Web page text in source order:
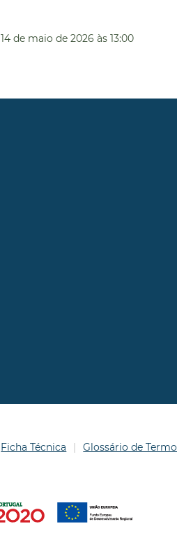
14 de maio de 2026 às 13:00
Ficha Técnica Glossário de